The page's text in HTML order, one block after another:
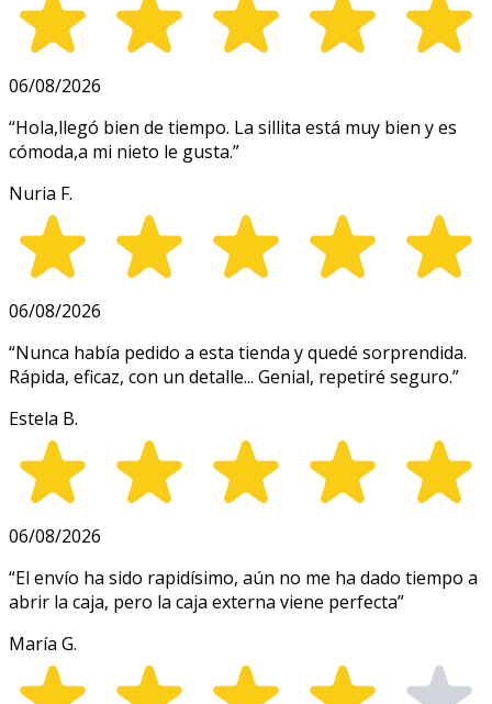
06/08/2026
“Hola,llegó bien de tiempo. La sillita está muy bien y es
cómoda,a mi nieto le gusta.”
Nuria F.
06/08/2026
“Nunca había pedido a esta tienda y quedé sorprendida.
Rápida, eficaz, con un detalle... Genial, repetiré seguro.”
Estela B.
06/08/2026
“El envío ha sido rapidísimo, aún no me ha dado tiempo a
abrir la caja, pero la caja externa viene perfecta”
María G.